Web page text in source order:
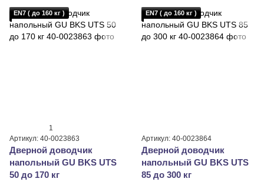
EN7 ( до 160 кг )
1
Артикул: 40-0023863
Дверной доводчик
напольный GU BKS UTS
50 до 170 кг
EN7 ( до 160 кг )
Артикул: 40-0023864
Дверной доводчик
напольный GU BKS UTS
85 до 300 кг